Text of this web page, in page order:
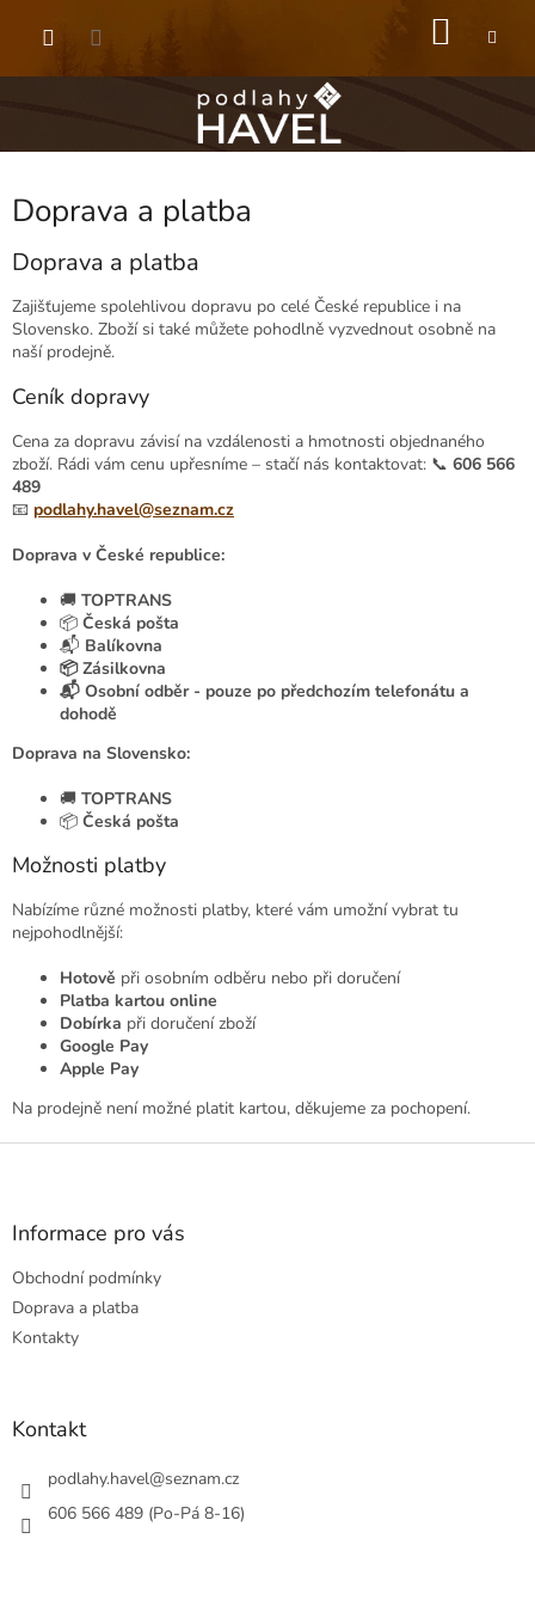
Doprava a platba
Doprava a platba
Zajišťujeme spolehlivou dopravu po celé České republice i na
Slovensko. Zboží si také můžete pohodlně vyzvednout osobně na
naší prodejně.
Ceník dopravy
Cena za dopravu závisí na vzdálenosti a hmotnosti objednaného
zboží. Rádi vám cenu upřesníme – stačí nás kontaktovat: 📞 606 566
489
📧 podlahy.havel@seznam.cz
Doprava v České republice:
🚚 TOPTRANS
📦 Česká pošta
📬 Balíkovna
📦 Zásilkovna
📬 Osobní odběr - pouze po předchozím telefonátu a
dohodě
Doprava na Slovensko:
🚚 TOPTRANS
📦 Česká pošta
Možnosti platby
Nabízíme různé možnosti platby, které vám umožní vybrat tu
nejpohodlnější:
Hotově při osobním odběru nebo při doručení
Platba kartou online
Dobírka při doručení zboží
Google Pay
Apple Pay
Na prodejně není možné platit kartou, děkujeme za pochopení.
Z
Informace pro vás
Obchodní podmínky
Doprava a platba
Kontakty
Kontakt
podlahy.havel@seznam.cz
606 566 489 (Po-Pá 8-16)